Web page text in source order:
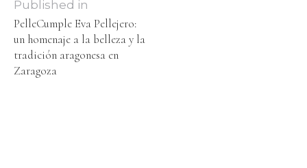
Published in
PelleCumple Eva Pellejero:
un homenaje a la belleza y la
tradición aragonesa en
Zaragoza